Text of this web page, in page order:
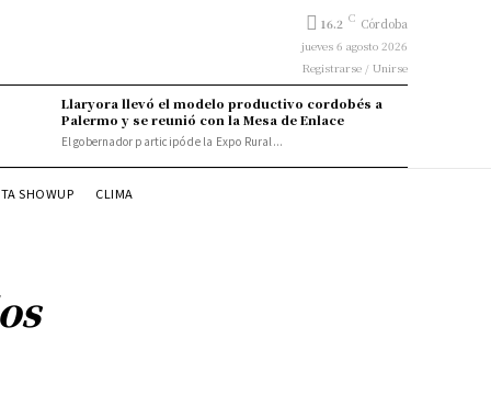
16.2 C Córdoba
jueves 6 agosto 2026
Registrarse / Unirse
Llaryora llevó el modelo productivo cordobés a
Palermo y se reunió con la Mesa de Enlace
El gobernador participó de la Expo Rural...
SHOWUP CLIMA